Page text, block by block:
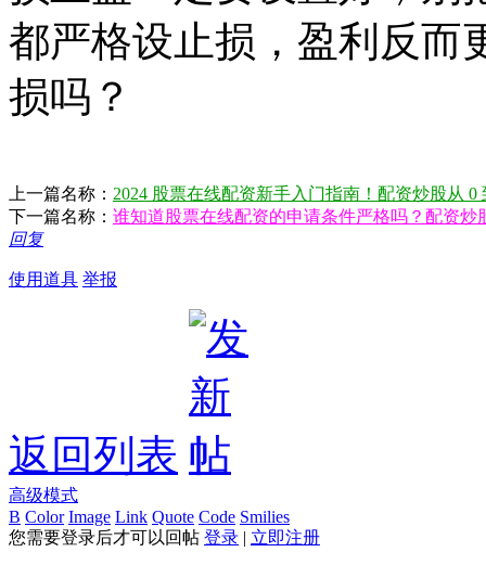
都严格设止损，盈利反而
损吗？
上一篇名称： 2024 股票在线配资新手入门指南！配资炒股从 0
下一篇名称： 谁知道股票在线配资的申请条件严格吗？配资
回复
使用道具 举报
返回列表
高级模式
B Color Image Link Quote Code Smilies
您需要登录后才可以回帖 登录 | 立即注册